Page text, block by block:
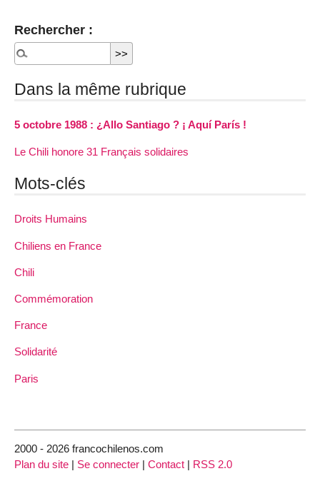
Rechercher :
Dans la même rubrique
5 octobre 1988 : ¿Allo Santiago ? ¡ Aquí París !
Le Chili honore 31 Français solidaires
Mots-clés
Droits Humains
Chiliens en France
Chili
Commémoration
France
Solidarité
Paris
2000 - 2026 francochilenos.com
Plan du site
Se connecter Contact RSS 2.0